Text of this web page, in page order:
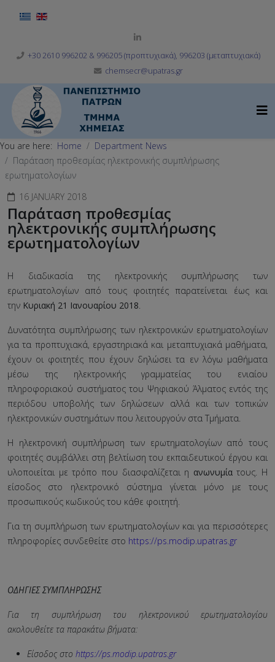
Select your language
+30 2610 996202 & 996205 (προπτυχιακά), 996203 (μεταπτυχιακά)
chemsecr@upatras.gr
You are here: Home
Department News
Παράταση προθεσμίας ηλεκτρονικής συμπλήρωσης
ερωτηματολογίων
16 JANUARY 2018
Παράταση προθεσμίας
ηλεκτρονικής συμπλήρωσης
ερωτηματολογίων
Η διαδικασία της ηλεκτρονικής συμπλήρωσης των
ερωτηματολογίων από τους φοιτητές παρατείνεται έως και
την Κυριακή 21 Ιανουαρίου 2018.
Δυνατότητα συμπλήρωσης των ηλεκτρονικών ερωτηματολογίων
για τα προπτυχιακά, εργαστηριακά και μεταπτυχιακά μαθήματα,
έχουν οι φοιτητές που έχουν δηλώσει τα εν λόγω μαθήματα
μέσω της ηλεκτρονικής γραμματείας του ενιαίου
πληροφοριακού συστήματος του Ψηφιακού Άλματος εντός της
περιόδου υποβολής των δηλώσεων αλλά και των τοπικών
ηλεκτρονικών συστημάτων που λειτουργούν στα Τμήματα.
Η ηλεκτρονική συμπλήρωση των ερωτηματολογίων από τους
φοιτητές συμβάλλει στη βελτίωση του εκπαιδευτικού έργου και
υλοποιείται με τρόπο που διασφαλίζεται η ανωνυμίατους. Η
είσοδος στο ηλεκτρονικό σύστημα γίνεται μόνο με τους
προσωπικούς κωδικούς του κάθε φοιτητή.
Για τη συμπλήρωση των ερωτηματολογίων και για περισσότερες
πληροφορίες συνδεθείτε στο https://ps.modip.upatras.gr
ΟΔΗΓΙΕΣ ΣΥΜΠΛΗΡΩΣΗΣ
Για τη συμπλήρωση του ηλεκτρονικού ερωτηματολογίου
ακολουθείτε τα παρακάτω βήματα:
Είσοδος στο https://ps.modip.upatras.gr